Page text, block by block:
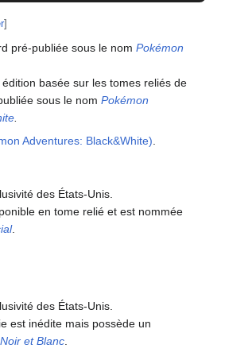
]
pré-publiée sous le nom Pokémon
basée sur les tomes reliés de
sous le nom Pokémon
Adventures: Black&White)
des États-Unis.
en tome relié et est nommée
.
des États-Unis.
est inédite mais possède un
et Blanc